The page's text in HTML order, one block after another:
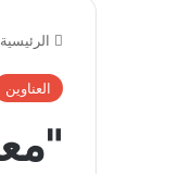
الرئيسية
العناوين